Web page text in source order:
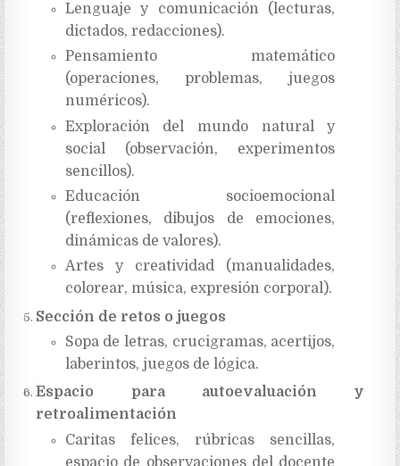
Lenguaje y comunicación (lecturas,
dictados, redacciones).
Pensamiento matemático
(operaciones, problemas, juegos
numéricos).
Exploración del mundo natural y
social (observación, experimentos
sencillos).
Educación socioemocional
(reflexiones, dibujos de emociones,
dinámicas de valores).
Artes y creatividad (manualidades,
colorear, música, expresión corporal).
Sección de retos o juegos
Sopa de letras, crucigramas, acertijos,
laberintos, juegos de lógica.
Espacio para autoevaluación y
retroalimentación
Caritas felices, rúbricas sencillas,
espacio de observaciones del docente